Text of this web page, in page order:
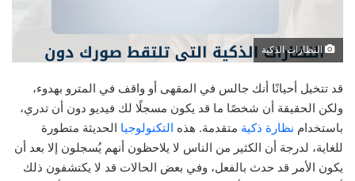
النظارات الذكية
قد تتخيل أحيانًا أنك جالس في المقهى أو واقف في المترو بهدوء،
ولكن الحقيقة أن شخصًا ما قد يكون مسجلًا لك فيديو دون أن تدري،
باستخدام نظارة ذكية متقدمة. هذه التكنولوجيا الحديثة متطورة
للغاية، لدرجة أن الكثير من الناس لا يلاحظون أنهم يُسجلون إلا بعد أن
يكون الأمر قد حدث بالفعل، وفي بعض الحالات قد لا يكتشفون ذلك